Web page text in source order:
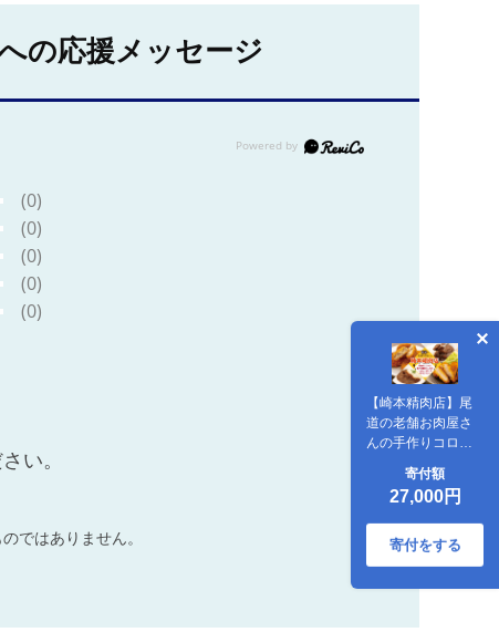
【崎本精肉店】尾
道の老舗お肉屋さ
んの手作りコロッ
のトンカツ3枚＆牛
すじカレー2袋＆ハ
ッシュドビーフ3袋
【広島県尾道市 広
島県 尾道市 広島 尾
寄付額
27,000円
寄付をする
の応援メッセージ
(0)
(0)
(0)
(0)
(0)
い。
ではありません。